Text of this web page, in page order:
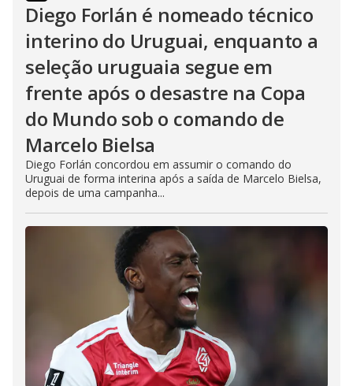
Diego Forlán é nomeado técnico
interino do Uruguai, enquanto a
seleção uruguaia segue em
frente após o desastre na Copa
do Mundo sob o comando de
Marcelo Bielsa
Diego Forlán concordou em assumir o comando do
Uruguai de forma interina após a saída de Marcelo Bielsa,
depois de uma campanha...